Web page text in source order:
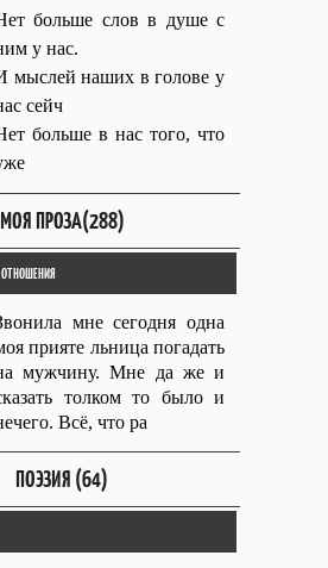
больше слов в душе с
у нас.
мыслей наших в голове у
сейч
больше в нас того, что
МОЯ ПРОЗА(288)
мне сегодня одна
прияте льница погадать
мужчину. Мне да же и
толком то было и
Всë, что ра
ПОЭЗИЯ (64)